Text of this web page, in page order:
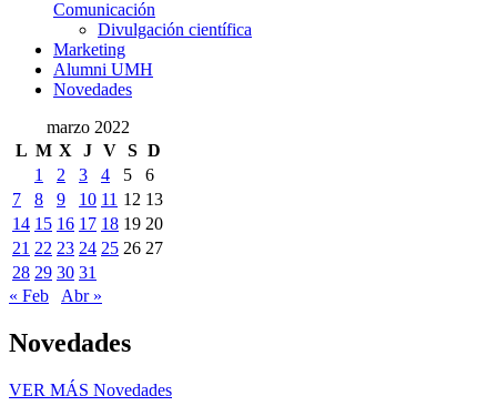
Comunicación
Divulgación científica
Marketing
Alumni UMH
Novedades
marzo 2022
L M X J V S D
1
2 3 4 5
6
7
8 9 10 11 12 13
14 15 16 17 18 19 20
21 22 23 24 25 26 27
28 29 30 31
« Feb
Abr »
Novedades
VER MÁS Novedades